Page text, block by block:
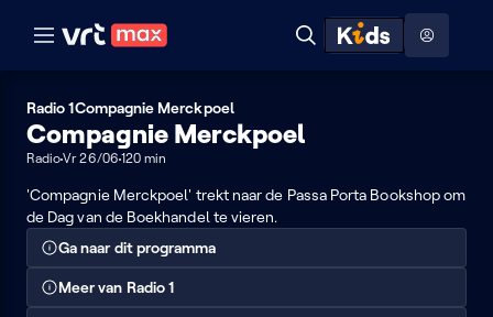
Naar hoofdinhoud Naar audiodescriptie Naar help
Zoeken
ontdekken
Radio 1Compagnie Merckpoel
Compagnie Merckpoel
RadioVr 26/06 120 min
'Compagnie Merckpoel' trekt naar de Passa Porta Bookshop om
de Dag van de Boekhandel te vieren.
Ga naar dit programma
Meer van Radio 1